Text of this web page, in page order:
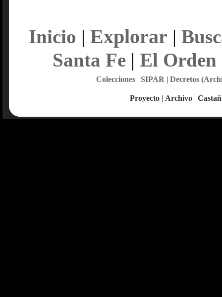
Inicio | Explorar |
Santa Fe| El Orden
Colecciones| SIPAR | Decretos
Proyecto | Archivo |